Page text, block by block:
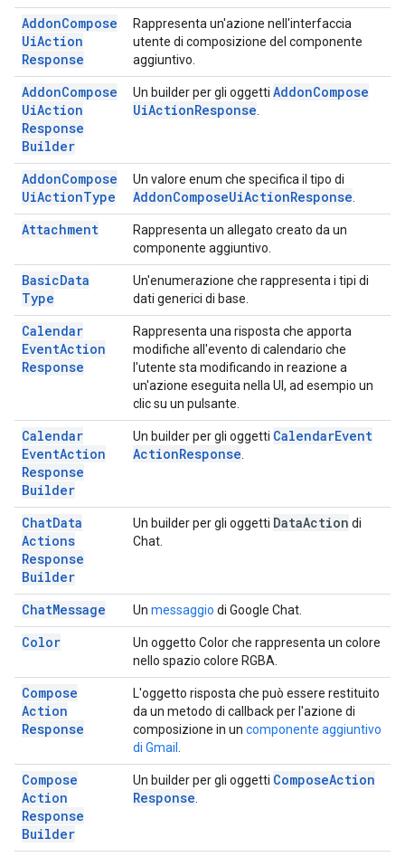
AddonCompose
UiAction
Response
Rappresenta un'azione nell'interfaccia
utente di composizione del componente
aggiuntivo.
AddonCompose
UiAction
Response
Builder
Un builder per gli oggetti AddonCompose
UiActionResponse
AddonCompose
UiActionType
Un valore enum che specifica il tipo di
AddonComposeUiActionResponse
Attachment
Rappresenta un allegato creato da un
componente aggiuntivo.
BasicData
Type
Un'enumerazione che rappresenta i tipi di
dati generici di base.
Calendar
EventAction
Response
Rappresenta una risposta che apporta
modifiche all'evento di calendario che
l'utente sta modificando in reazione a
un'azione eseguita nella UI, ad esempio un
clic su un pulsante.
Calendar
EventAction
Response
Builder
Un builder per gli oggetti CalendarEvent
ActionResponse
ChatData
Actions
Response
Builder
Un builder per gli oggetti DataAction di
Chat.
ChatMessage Un messaggio di Google Chat.
Color
Un oggetto Color che rappresenta un colore
nello spazio colore RGBA.
Compose
Action
Response
L'oggetto risposta che può essere restituito
da un metodo di callback per l'azione di
composizione in un componente aggiuntivo
di Gmail
Compose
Action
Response
Builder
Un builder per gli oggetti ComposeAction
Response